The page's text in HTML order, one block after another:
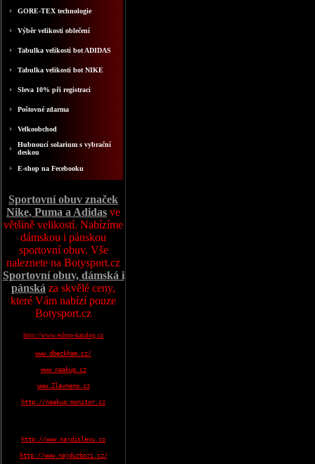
GORE-TEX technologie
Výběr velikosti oblečení
Tabulka velikosti bot ADIDAS
Tabulka velikosti bot NIKE
Sleva 10% při registraci
Poštovné zdarma
Velkoobchod
Hubnoucí solarium s vybrační
deskou
E-shop na Fecebooku
Sportovní obuv značek
Nike, Puma a Adidas ve
většině velikostí. Nabízíme
dámskou i pánskou
sportovní obuv. Vše
naleznete na Botysport.cz
Sportovní obuv, dámská i
pánská za skvělé ceny,
které Vám nabízí pouze
Botysport.cz
http://www.eshop-katalog.cz
www.dbeckham.cz/
www.naakup.cz
www.Zlevneno.cz
http://naakup.monitor.cz
http://www.najdislevu.cz
http://www.najduzbozi.cz/